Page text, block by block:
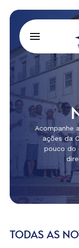
Acompanhe
ações da
pouco do
TODAS AS